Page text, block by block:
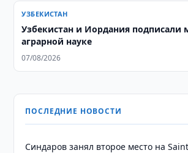
УЗБЕКИСТАН
Узбекистан и Иордания подписали
аграрной науке
07/08/2026
ПОСЛЕДНИЕ НОВОСТИ
Синдаров занял второе место на